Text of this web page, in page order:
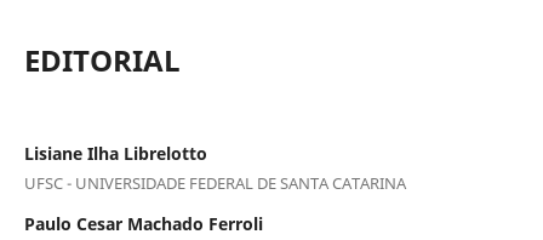
EDITORIAL
Lisiane Ilha Librelotto
UFSC - UNIVERSIDADE FEDERAL DE SANTA CATARINA
Paulo Cesar Machado Ferroli